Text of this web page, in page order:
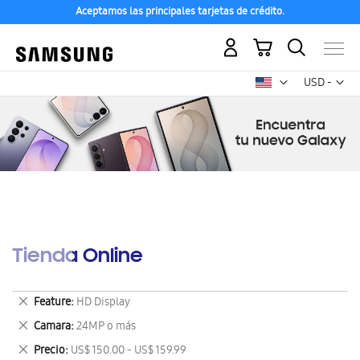
Aceptamos las principales tarjetas de crédito.
USD -
dólar
Mi carrito
Tienda Online
Feature HD Display
Eliminar
este
artículo
Camara 24MP o más
Eliminar
este
Precio US$ 150.00 - US$ 159.99
Eliminar